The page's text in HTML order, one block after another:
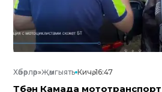
Хәбәрләр»Җәмгыять Кичә, 16:47
Түбән Камада мототранспорт